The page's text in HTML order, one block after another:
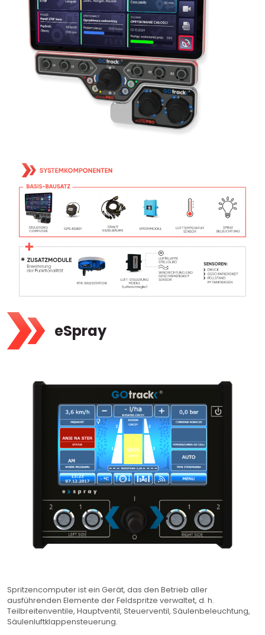
eSpray
Spritzencomputer ist ein Gerät, das den Betrieb aller
ausführenden Elemente der Feldspritze verwaltet, d. h.
Teilbreitenventile, Hauptventil, Steuerventil, Säulenbeleuchtung,
Säulenluftklappensteuerung.